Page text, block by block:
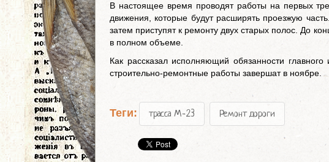
В настоящее время проводят работы на первых
движения, которые будут расширять проезжую
затем приступят к ремонту двух старых полос. До
в полном объеме.
Как рассказал исполняющий обязанности
строительно-ремонтные работы завершат в ноябре.
Теги: трасса М-23 Ремонт дороги